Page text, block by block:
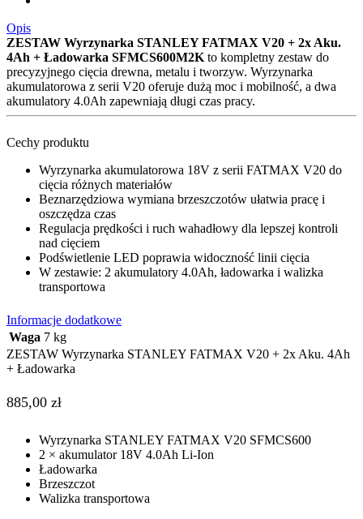
Opis
ZESTAW Wyrzynarka STANLEY FATMAX V20 + 2x Aku.
4Ah + Ładowarka SFMCS600M2K to kompletny zestaw do
precyzyjnego cięcia drewna, metalu i tworzyw. Wyrzynarka
akumulatorowa z serii V20 oferuje dużą moc i mobilność, a dwa
akumulatory 4.0Ah zapewniają długi czas pracy.
Cechy produktu
Wyrzynarka akumulatorowa 18V z serii FATMAX V20 do
cięcia różnych materiałów
Beznarzędziowa wymiana brzeszczotów ułatwia pracę i
oszczędza czas
Regulacja prędkości i ruch wahadłowy dla lepszej kontroli
nad cięciem
Podświetlenie LED poprawia widoczność linii cięcia
W zestawie: 2 akumulatory 4.0Ah, ładowarka i walizka
transportowa
Informacje dodatkowe
Waga 7 kg
ZESTAW Wyrzynarka STANLEY FATMAX V20 + 2x Aku. 4Ah
+ Ładowarka
885,00 zł
Wyrzynarka STANLEY FATMAX V20 SFMCS600
2 × akumulator 18V 4.0Ah Li-Ion
Ładowarka
Brzeszczot
Walizka transportowa